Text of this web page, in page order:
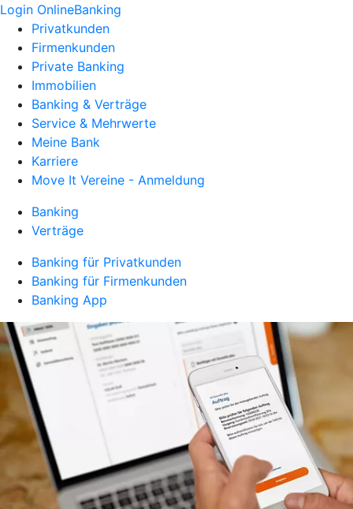
Login OnlineBanking
Privatkunden
Firmenkunden
Private Banking
Immobilien
Banking & Verträge
Service & Mehrwerte
Meine Bank
Karriere
Move It Vereine - Anmeldung
Banking
Verträge
Banking für Privatkunden
Banking für Firmenkunden
Banking App